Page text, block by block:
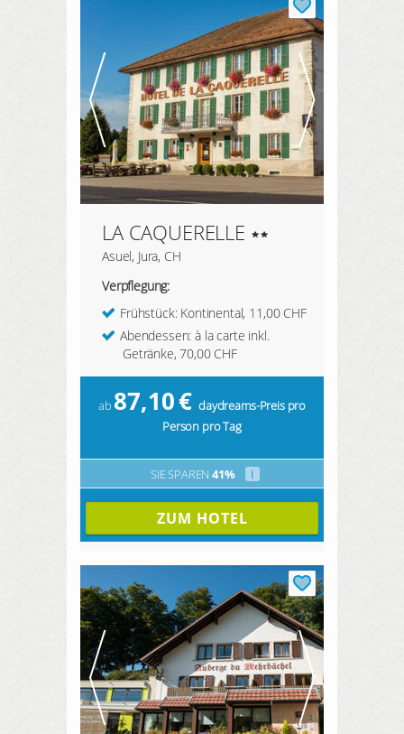
LA CAQUERELLE
Asuel, Jura, CH
Verpflegung:
Frühstück: Kontinental, 11,00 CHF
Abendessen: à la carte inkl.
Getränke, 70,00 CHF
ab 87,10€ daydreams-Preis pro
Person pro Tag
SIE SPAREN 41% i
ZUM HOTEL